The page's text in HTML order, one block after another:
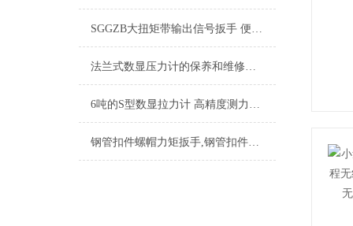
SGGZB大扭矩带输出信号扳手 便携式带信号输出扭力扳手
法兰式数显压力计的保养和维修方法
6吨的S型数显拉力计 高精度测力计 标准数字式拉力测试仪
钢管扣件螺帽力矩扳手,钢管扣件螺帽力矩扳手型号